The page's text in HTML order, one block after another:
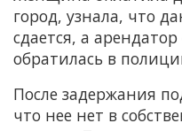
город, узнала, что
сдается, а
обратилась в
После задержания
что нее нет в